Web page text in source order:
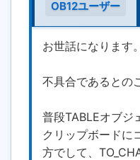
OB12ユーザー
お世話になります。
不具合であるとの
普段TABLEオブジ
クリップボードに
方でして、